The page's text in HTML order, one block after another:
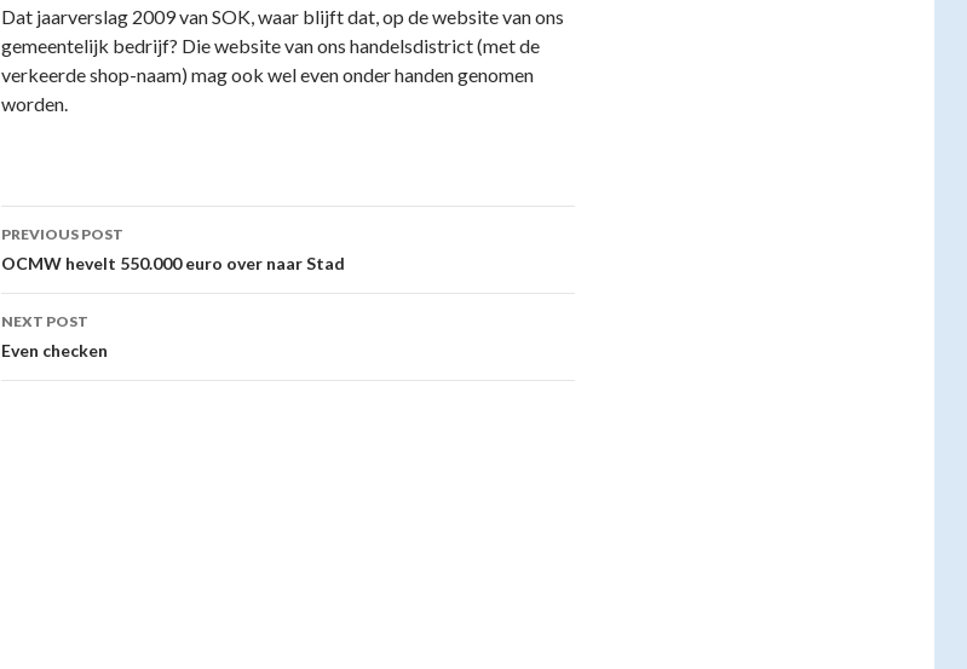
Dat jaarverslag 2009 van SOK, waar blijft dat, op de website van ons
gemeentelijk bedrijf? Die website van ons handelsdistrict (met de
verkeerde shop-naam) mag ook wel even onder handen genomen
worden.
Post
navigation
PREVIOUS POST
OCMW hevelt 550.000 euro over naar Stad
NEXT POST
Even checken